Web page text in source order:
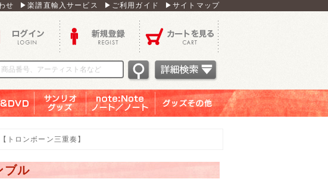
せ ▶楽譜直輸入サービス ▶ご利用ガイド ▶サイトマップ
トロンボーン三重奏】
ブル